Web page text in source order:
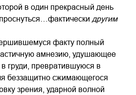
в один прекрасный день
другим
факту полный
амнезию, удушающее
в груди, превратившуюся в
беззащитно сжимающегося
зрения, ударной волной